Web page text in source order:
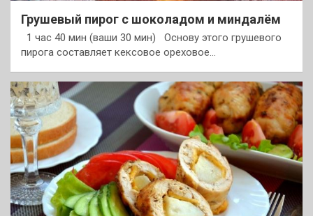
Грушевый пирог с шоколадом и миндалём
1 час 40 мин (ваши 30 мин) Основу этого грушевого
пирога составляет кексовое ореховое…